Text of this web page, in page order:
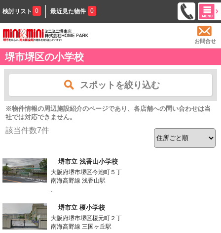
検討リスト 0 最近見た物件 0
お問合せ
堺市堺区の小学校
スポットを絞り込む
※物件情報の周辺施設紹介のページであり、各店舗への問い合わせは当
社では対応できません。
該当件数7件
堺市立 浅香山小学校
大阪府堺市堺区今池町５丁
南海高野線 浅香山駅
-
堺市立 榎小学校
大阪府堺市堺区榎元町２丁
南海高野線 三国ヶ丘駅